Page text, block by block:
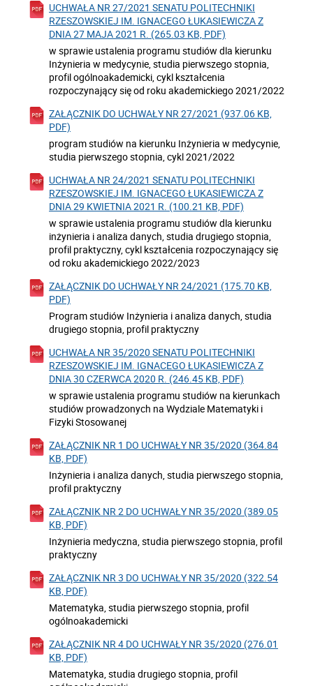
UCHWAŁA NR 27/2021 SENATU POLITECHNIKI
RZESZOWSKIEJ IM. IGNACEGO ŁUKASIEWICZA Z
DNIA 27 MAJA 2021 R. (265.03 KB, PDF)
w sprawie ustalenia programu studiów dla kierunku
Inżynieria w medycynie, studia pierwszego stopnia,
profil ogólnoakademicki, cykl kształcenia
rozpoczynający się od roku akademickiego 2021/2022
ZAŁĄCZNIK DO UCHWAŁY NR 27/2021 (937.06 KB,
PDF)
program studiów na kierunku Inżynieria w medycynie,
studia pierwszego stopnia, cykl 2021/2022
UCHWAŁA NR 24/2021 SENATU POLITECHNIKI
RZESZOWSKIEJ IM. IGNACEGO ŁUKASIEWICZA Z
DNIA 29 KWIETNIA 2021 R. (100.21 KB, PDF)
w sprawie ustalenia programu studiów dla kierunku
inżynieria i analiza danych, studia drugiego stopnia,
profil praktyczny, cykl kształcenia rozpoczynający się
od roku akademickiego 2022/2023
ZAŁĄCZNIK DO UCHWAŁY NR 24/2021 (175.70 KB,
PDF)
Program studiów Inżynieria i analiza danych, studia
drugiego stopnia, profil praktyczny
UCHWAŁA NR 35/2020 SENATU POLITECHNIKI
RZESZOWSKIEJ IM. IGNACEGO ŁUKASIEWICZA Z
DNIA 30 CZERWCA 2020 R. (246.45 KB, PDF)
w sprawie ustalenia programu studiów na kierunkach
studiów prowadzonych na Wydziale Matematyki i
Fizyki Stosowanej
ZAŁĄCZNIK NR 1 DO UCHWAŁY NR 35/2020 (364.84
KB, PDF)
Inżynieria i analiza danych, studia pierwszego stopnia,
profil praktyczny
ZAŁĄCZNIK NR 2 DO UCHWAŁY NR 35/2020 (389.05
KB, PDF)
Inżynieria medyczna, studia pierwszego stopnia, profil
praktyczny
ZAŁĄCZNIK NR 3 DO UCHWAŁY NR 35/2020 (322.54
KB, PDF)
Matematyka, studia pierwszego stopnia, profil
ogólnoakademicki
ZAŁĄCZNIK NR 4 DO UCHWAŁY NR 35/2020 (276.01
KB, PDF)
Matematyka, studia drugiego stopnia, profil